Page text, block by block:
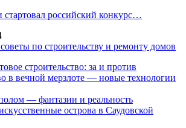
стартовал российский конкурс…
по строительству и ремонту домов
строительство: за и против
в вечной мерзлоте — новые технологии
— фантазии и реальность
острова в Саудовской